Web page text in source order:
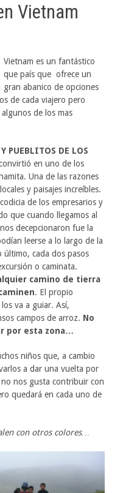
Vietnam
Vietnam es un fantástico
que país que ofrece un
gran abanico de opciones
de cada viajero pero
de los mas
Y PUEBLITOS DE LOS
en uno de los
Una de las razones
y paisajes increíbles.
de los empresarios y
que cuando llegamos al
decepcionaron fue la
leerse a lo largo de la
último, cada dos pasos
o caminata.
camino de tierra
. El propio
va a guiar. Así,
campos de arroz. No
por esta zona…
niños que, a cambio
a dar una vuelta por
nos gusta contribuir con
quedará en cada uno de
con otros colores…